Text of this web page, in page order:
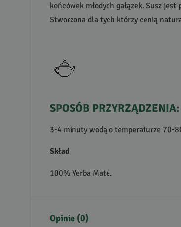
końcówek młodych gałązek. Susz jest
Stworzona dla tych którzy cenią
SPOSÓB PRZYRZĄDZENIA:
3-4 minuty wodą o temperaturze 70-
Skład
100% Yerba Mate.
Opinie (0)